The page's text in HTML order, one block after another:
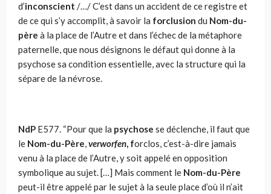
d’inconscient /…/ C’est dans un accident de ce registre et
de ce qui s’y accomplit, à savoir la forclusion du Nom-du-
père à la place de l’Autre et dans l’échec de la métaphore
paternelle, que nous désignons le défaut qui donne à la
psychose sa condition essentielle, avec la structure qui la
sépare de la névrose.
NdP E577. “Pour que la psychose se déclenche, il faut que
le Nom-du-Père,verwor­fen, forclos, c’est-à-dire jamais
venu à la place de l’Autre, y soit appelé en opposition
symbolique au sujet. […] Mais comment le Nom-du-Père
peut-il être appelé par le sujet à la seule place d’où il n’ait